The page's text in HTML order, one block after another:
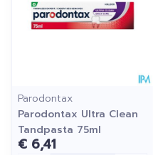
Parodontax
Parodontax Ultra Clean
Tandpasta 75ml
€ 6,41